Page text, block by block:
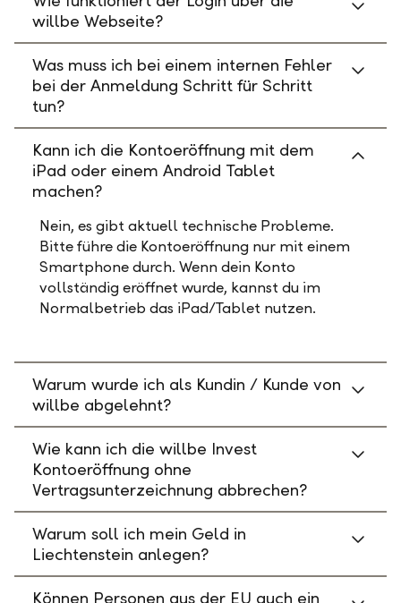
willbe Webseite?
Was muss ich bei einem internen Fehler
bei der Anmeldung Schritt für Schritt
tun?
Kann ich die Kontoeröffnung mit dem
iPad oder einem Android Tablet
machen?
Nein, es gibt aktuell technische Probleme.
Bitte führe die Kontoeröffnung nur mit einem
Smartphone durch. Wenn dein Konto
vollständig eröffnet wurde, kannst du im
Normalbetrieb das iPad/Tablet nutzen.
Warum wurde ich als Kundin / Kunde von
willbe abgelehnt?
Wie kann ich die willbe Invest
Kontoeröffnung ohne
Vertragsunterzeichnung abbrechen?
Warum soll ich mein Geld in
Liechtenstein anlegen?
Können Personen aus der EU auch ein